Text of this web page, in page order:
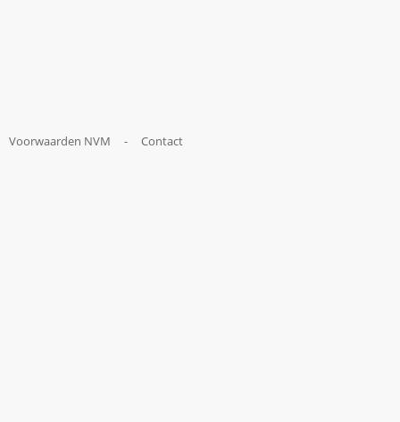
Voorwaarden NVM - Contact